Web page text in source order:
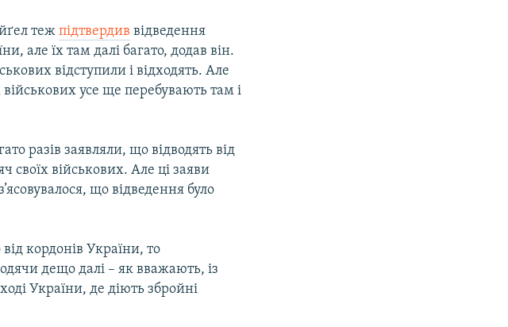
тежпідтвердив відведення
але їх там далі багато, додав він.
відступили і відходять. Але
усе ще перебувають там і
разів заявляли, що відводять від
своїх військових. Але ці заяви
що відведення було
кордонів України, то
дещо далі – як вважають, із
України, де діють збройні